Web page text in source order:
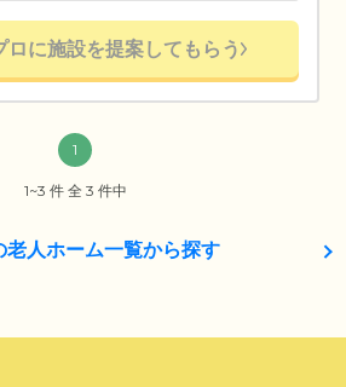
ロに施設を提案してもらう
1
1~3 件 全 3 件中
老人ホーム一覧から探す